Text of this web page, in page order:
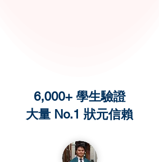
6,000+ 學生驗證
大量 No.1 狀元信賴